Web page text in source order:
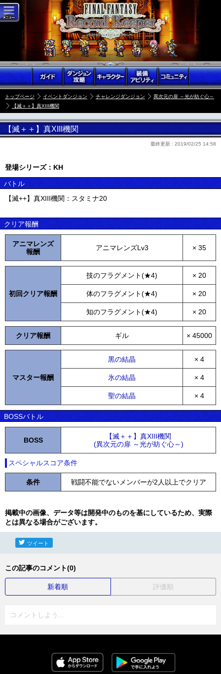
トップページ イベントダンジョン チャレンジダンジョン
異次元の扉 ～光が紡ぐ心～
【滅＋＋】真XIII機関
【滅＋＋】真XIII機関
最終更新 : 2019/02/25 14:58
登場シリーズ：KH
バトル
【滅++】真XIII機関：スタミナ20
クリア報酬
アニマレンズ
報酬
アニマレンズLv3 × 35
初回クリア報酬
技のフラグメント(★4) × 20
体のフラグメント(★4) × 20
知のフラグメント(★4) × 20
クリア報酬 ギル × 45000
マスター報酬
黒の結晶 × 4
氷の結晶 × 4
聖の結晶 × 4
BOSSバトル
BOSS
【滅＋＋】真XIII機関
(異次元の扉 ～光が紡ぐ心～)
スペシャルスコア条件
条件 戦闘不能でないメンバーが2人以上でクリア
掲載中の画像、データ等は開発中のものを基にしているため、実際
とは異なる場合がございます。
ツイート
この記事のコメント(0)
新着順 評価順
コメントしよう...